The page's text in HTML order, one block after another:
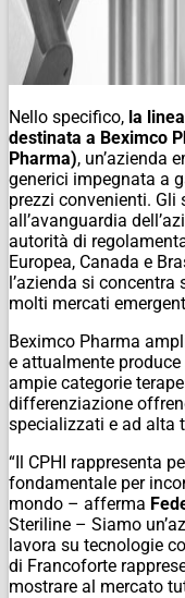
Nello specifico, la
destinata a Beximco
Pharma), un’azienda
generici impegnata a
prezzi convenienti.
all’avanguardia
autorità di
Europea, Canada e
l’azienda si
molti mercati
Beximco Pharma
e attualmente produce
ampie categorie
differenziazione
specializzati e ad alta
“Il CPHI rappresenta
fondamentale per
mondo – afferma
Steriline – Siamo
lavora su tecnologie
di Francoforte
mostrare al mercato